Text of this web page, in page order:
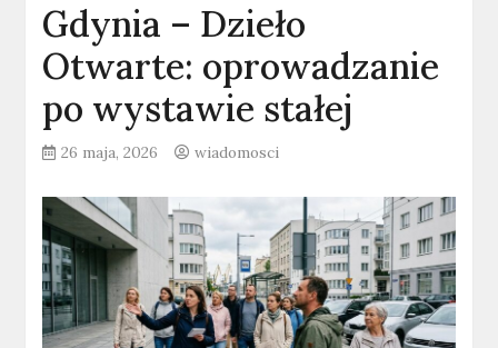
Gdynia – Dzieło
Otwarte: oprowadzanie
po wystawie stałej
26 maja, 2026 wiadomosci